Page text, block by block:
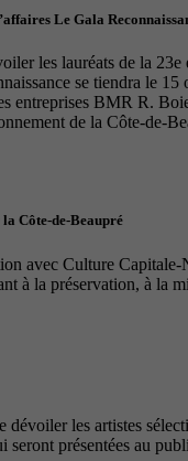
Le Gala
les lauréats de la
se tiendra le
BMR R.
de la Côte-de-
Côte-de-Beaupré
avec Culture
à la préservation, à la
les artistes
présentées au